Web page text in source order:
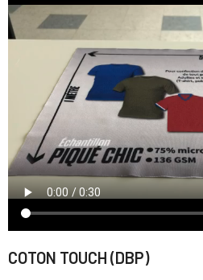
COTON TOUCH (DBP)